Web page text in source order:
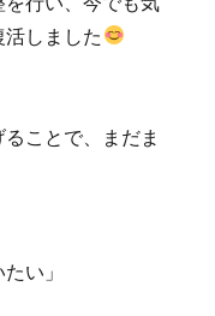
しました
ことで、まだま
い」